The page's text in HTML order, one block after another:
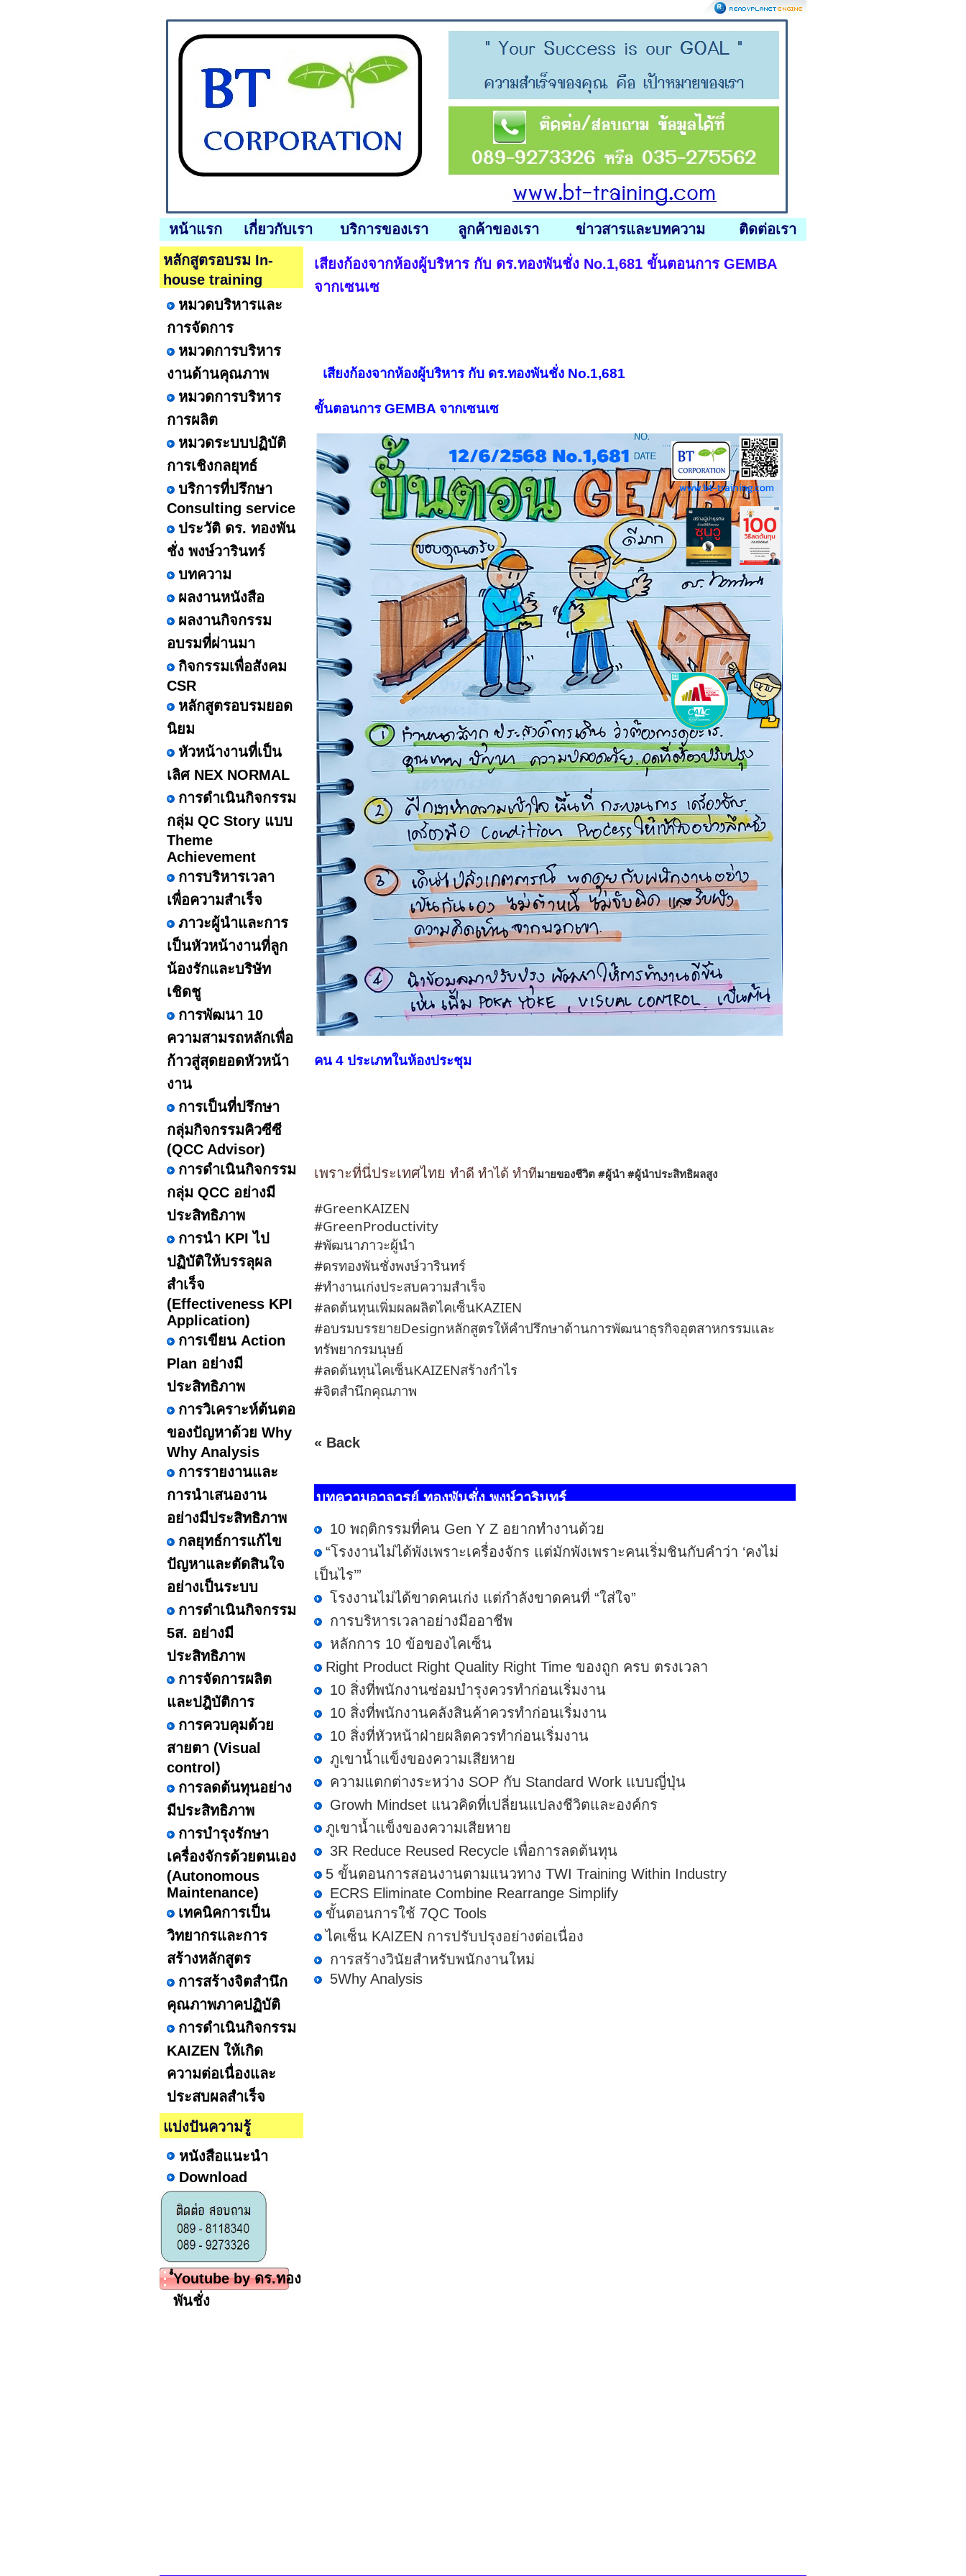
หน้าแรก เกี่ยวกับเรา บริการของเรา ลูกค้าของเรา ข่าวสารและบทความ
ติดต่อเรา
หลักสูตรอบรม In-
house training
หมวดบริหารและ
การจัดการ
หมวดการบริหาร
งานด้านคุณภาพ
หมวดการบริหาร
การผลิต
หมวดระบบปฏิบัติ
การเชิงกลยุทธ์
บริการที่ปรึกษา
Consulting service
ประวัติ ดร. ทองพัน
ชั่ง พงษ์วารินทร์
บทความ
ผลงานหนังสือ
ผลงานกิจกรรม
อบรมที่ผ่านมา
กิจกรรมเพื่อสังคม
CSR
หลักสูตรอบรมยอด
นิยม
หัวหน้างานที่เป็น
เลิศ NEX NORMAL
การดำเนินกิจกรรม
กลุ่ม QC Story แบบ
Theme
Achievement
การบริหารเวลา
เพื่อความสำเร็จ
ภาวะผู้นำและการ
เป็นหัวหน้างานที่ลูก
น้องรักและบริษัท
เชิดชู
การพัฒนา 10
ความสามรถหลักเพื่อ
ก้าวสู่สุดยอดหัวหน้า
งาน
การเป็นที่ปรึกษา
กลุ่มกิจกรรมคิวซีซี
(QCC Advisor)
การดำเนินกิจกรรม
กลุ่ม QCC อย่างมี
ประสิทธิภาพ
การนำ KPI ไป
ปฏิบัติให้บรรลุผล
สำเร็จ
(Effectiveness KPI
Application)
การเขียน Action
Plan อย่างมี
ประสิทธิภาพ
การวิเคราะห์ต้นตอ
ของปัญหาด้วย Why
Why Analysis
การรายงานและ
การนำเสนองาน
อย่างมีประสิทธิภาพ
กลยุทธ์การแก้ไข
ปัญหาและตัดสินใจ
อย่างเป็นระบบ
การดำเนินกิจกรรม
5ส. อย่างมี
ประสิทธิภาพ
การจัดการผลิต
และปฎิบัติการ
การควบคุมด้วย
สายตา (Visual
control)
การลดต้นทุนอย่าง
มีประสิทธิภาพ
การบำรุงรักษา
เครื่องจักรด้วยตนเอง
(Autonomous
Maintenance)
เทคนิคการเป็น
วิทยากรและการ
สร้างหลักสูตร
การสร้างจิตสำนึก
คุณภาพภาคปฏิบัติ
การดำเนินกิจกรรม
KAIZEN ให้เกิด
ความต่อเนื่องและ
ประสบผลสำเร็จ
แบ่งปันความรู้
หนังสือแนะนำ
Download
ํํYoutube by ดร.ทอง
พันชั่ง
เสียงก้องจากห้องผู้บริหาร กับ ดร.ทองพันชั่ง No.1,681 ขั้นตอนการ GEMBA
จากเซนเซ
เสียงก้องจากห้องผู้บริหาร กับ ดร.ทองพันชั่ง No.1,681
ขั้นตอนการ GEMBA จากเซนเซ
คน 4 ประเภทในห้องประชุม
เพราะที่นี่ประเทศไทย ทำดี ทำได้ ทำทีมายของชีวิต #ผู้นำ #ผู้นำประสิทธิผลสูง
#GreenKAIZEN
#GreenProductivity
#พัฒนาภาวะผู้นำ
#ดรทองพันชั่งพงษ์วารินทร์
#ทำงานเก่งประสบความสำเร็จ
#ลดต้นทุนเพิ่มผลผลิตไคเซ็นKAZIEN
#อบรมบรรยายDesignหลักสูตรให้คำปรึกษาด้านการพัฒนาธุรกิจอุตสาหกรรมและ
ทรัพยากรมนุษย์
#ลดต้นทุนไคเซ็นKAIZENสร้างกำไร
#จิตสำนึกคุณภาพ
« Back
บทความอาจารย์ ทองพันชั่ง พงษ์วารินทร์
10 พฤติกรรมที่คน Gen Y Z อยากทำงานด้วย
“โรงงานไม่ได้พังเพราะเครื่องจักร แต่มักพังเพราะคนเริ่มชินกับคำว่า ‘คงไม่
เป็นไร’”
โรงงานไม่ได้ขาดคนเก่ง แต่กำลังขาดคนที่ “ใส่ใจ”
การบริหารเวลาอย่างมืออาชีพ
หลักการ 10 ข้อของไคเซ็น
Right Product Right Quality Right Time ของถูก ครบ ตรงเวลา
10 สิ่งที่พนักงานซ่อมบำรุงควรทำก่อนเริ่มงาน
10 สิ่งที่พนักงานคลังสินค้าควรทำก่อนเริ่มงาน
10 สิ่งที่หัวหน้าฝ่ายผลิตควรทำก่อนเริ่มงาน
ภูเขาน้ำแข็งของความเสียหาย
ความแตกต่างระหว่าง SOP กับ Standard Work แบบญี่ปุ่น
Growh Mindset แนวคิดที่เปลี่ยนแปลงชีวิตและองค์กร
ภูเขาน้ำแข็งของความเสียหาย
3R Reduce Reused Recycle เพื่อการลดต้นทุน
5 ขั้นตอนการสอนงานตามแนวทาง TWI Training Within Industry
ECRS Eliminate Combine Rearrange Simplify
ขั้นตอนการใช้ 7QC Tools
ไคเซ็น KAIZEN การปรับปรุงอย่างต่อเนื่อง
การสร้างวินัยสำหรับพนักงานใหม่
5Why Analysis